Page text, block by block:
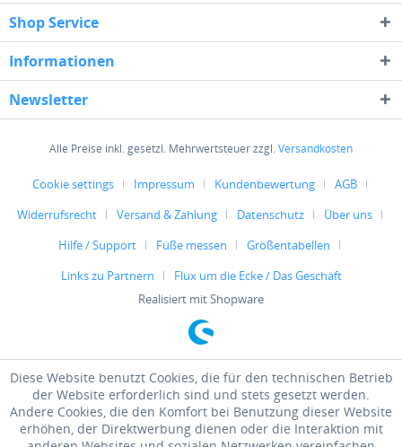
Shop Service
Informationen
Newsletter
Alle Preise inkl. gesetzl. Mehrwertsteuer zzgl.Versandkosten
Cookie settings Impressum Kundenbewertung
AGB
Widerrufsrecht
Versand & Zahlung Datenschutz
Über uns
Hilfe / Support
Füße messen
Größentabellen
Links zu Partnern
Flux um die Ecke / Das Geschäft
Realisiert mit Shopware
Diese Website benutzt Cookies, die für den technischen Betrieb
der Website erforderlich sind und stets gesetzt werden.
Andere Cookies, die den Komfort bei Benutzung dieser Website
erhöhen, der Direktwerbung dienen oder die Interaktion mit